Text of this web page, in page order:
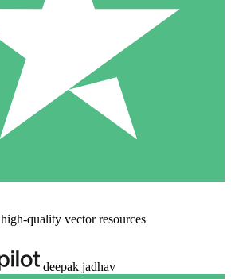
quality vector resources
deepak jadhav